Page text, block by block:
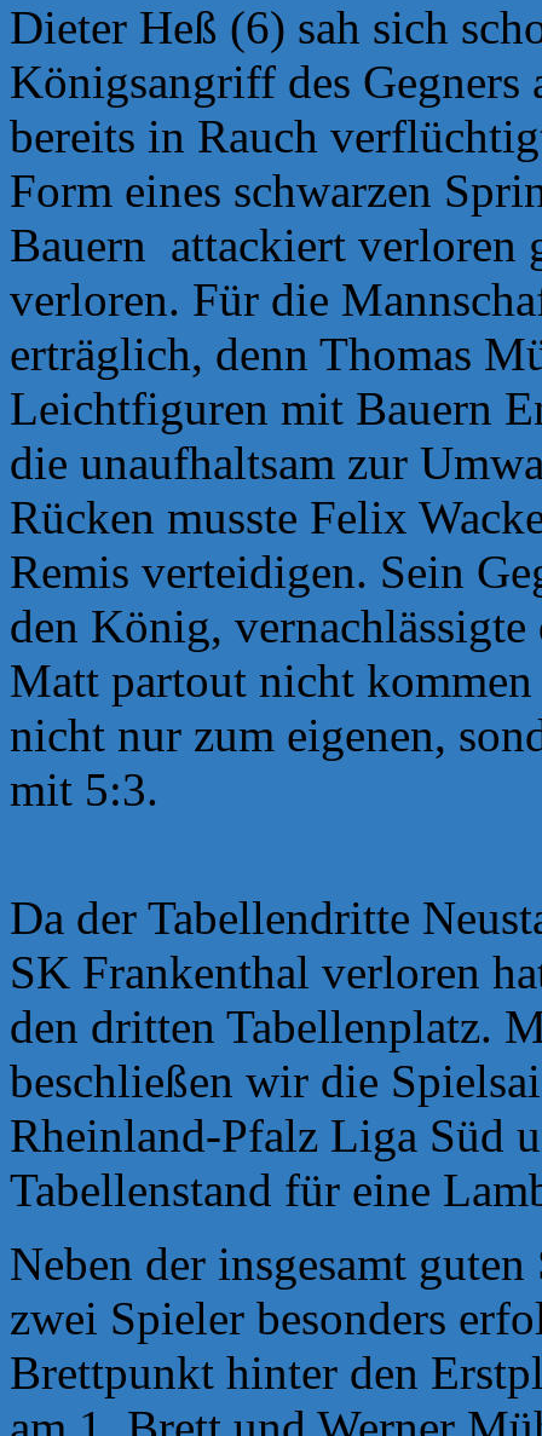
Dieter Heß (6) sah sich
Königsangriff des Gegners
bereits in Rauch
Form eines schwarzen
Bauern attackiert verloren
verloren. Für die
erträglich, denn Thomas
Leichtfiguren mit Bauern
die unaufhaltsam zur
Rücken musste Felix
Remis verteidigen. Sein
den König, vernachlässigte
Matt partout nicht
nicht nur zum eigenen,
mit 5:3.
Da der Tabellendritte
SK Frankenthal verloren
den dritten Tabellenplatz.
beschließen wir die
Rheinland-Pfalz Liga Süd
Tabellenstand für eine
Neben der insgesamt
zwei Spieler besonders
Brettpunkt hinter den